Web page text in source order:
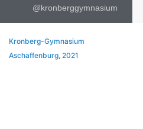
@kronberggymnasium
Kronberg-Gymnasium
Aschaffenburg, 2021